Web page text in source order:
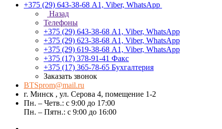
+375 (29) 643-38-68 А1, Viber, WhatsApp
Назад
Телефоны
+375 (29) 643-38-68 А1, Viber, WhatsApp
+375 (29) 623-38-68 А1, Viber, WhatsApp
+375 (29) 619-38-68 А1, Viber, WhatsApp
+375 (17) 378-91-41 Факс
+375 (17) 365-78-65 Бухгалтерия
Заказать звонок
BTSprom@mail.ru
г. Минск , ул. Серова 4, помещение 1-2
Пн. – Четв.: с 9:00 до 17:00
Пн. – Пятн.: с 9:00 до 16:00